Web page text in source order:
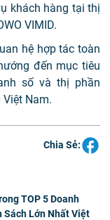
khách hàng tại thị
VIMID.
hệ hợp tác toàn
đến mục tiêu
số và thị phần
Nam.
Chia Sẻ:
TOP 5 Doanh
Sách Lớn Nhất Việt